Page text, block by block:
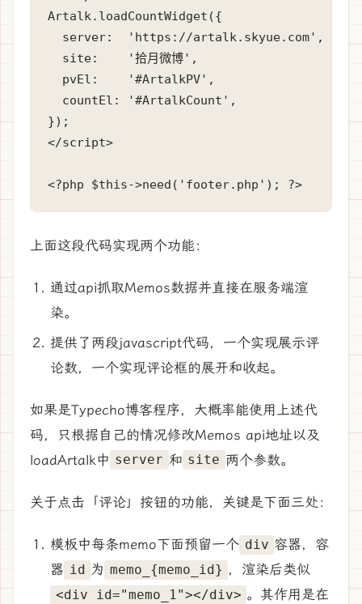
Artalk.loadCountWidget({
  server:  'https://artalk.skyue.com',
  site:    '拾月微博',
  pvEl:    '#ArtalkPV',
  countEl: '#ArtalkCount',
});
</script>
上面这段代码实现两个功能：
通过api抓取Memos数据并直接在服务端渲
染。
提供了两段javascript代码，一个实现展示评
论数，一个实现评论框的展开和收起。
如果是Typecho博客程序，大概率能使用上述代
码，只根据自己的情况修改Memos api地址以及
loadArtalk中 server 和 site 两个参数。
关于点击「评论」按钮的功能，关键是下面三处：
模板中每条memo下面预留一个 div 容器，容
器 id 为 memo_{memo_id} ，渲染后类似
<div id="memo_1"></div> 。其作用是在